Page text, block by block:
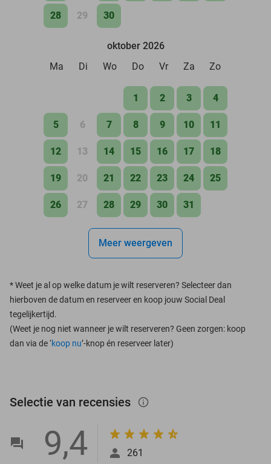
28 29 30
oktober 2026
Ma
Di Wo Do Vr Za Zo
1 2 3 4
5 6 7 8 9 10 11
12 13 14 15 16 17 18
19 20 21 22 23 24 25
26 27 28 29 30 31
Meer weergeven
*Weet je al op welke datum je wilt reserveren? Selecteer dan
hierboven de datum en reserveer en koop jouw Social Deal
tegelijkertijd.
(Weet je nog niet wanneer je wilt reserveren? Geen zorgen: koop
dan via de ‘koop nu’-knop én reserveer later)
Selectie van recensies info_outlined
9,4 261